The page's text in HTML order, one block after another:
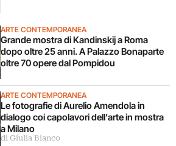
ARTE CONTEMPORANEA
Grande mostra di Kandinskij a Roma
dopo oltre 25 anni. A Palazzo Bonaparte
oltre 70 opere dal Pompidou
ARTE CONTEMPORANEA
Le fotografie di Aurelio Amendola in
dialogo coi capolavori dell’arte in mostra
a Milano
di Giulia Bianco